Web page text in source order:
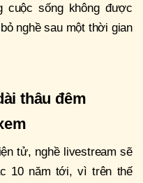
sống không được
nghề sau một thời gian
thâu đêm
tử, nghề livestream sẽ
10 năm tới, vì trên thế